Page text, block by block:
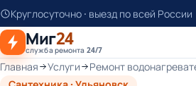
К
основному
контенту
Круглосуточно · выезд по всей России
Миг24
служба ремонта 24/7
Главная Услуги Ремонт